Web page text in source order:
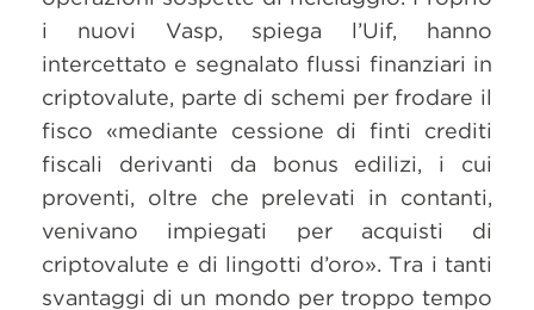
i nuovi Vasp, spiega l’Uif, hanno
intercettato e segnalato flussi finanziari in
criptovalute, parte di schemi per frodare il
fisco «mediante cessione di finti crediti
fiscali derivanti da bonus edilizi, i cui
proventi, oltre che prelevati in contanti,
venivano impiegati per acquisti di
criptovalute e di lingotti d’oro». Tra i tanti
svantaggi di un mondo per troppo tempo